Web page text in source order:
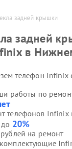
задней крышки
задней
в
телефон Infinix
работы по
телефонов Infinix
20%
на ремонт